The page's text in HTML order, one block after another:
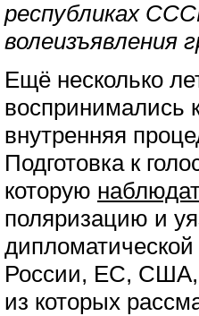
республиках
Ещё несколько
воспринимались
внутренняя
Подготовка к
которую
поляризацию и
России, ЕС, США,
из которых